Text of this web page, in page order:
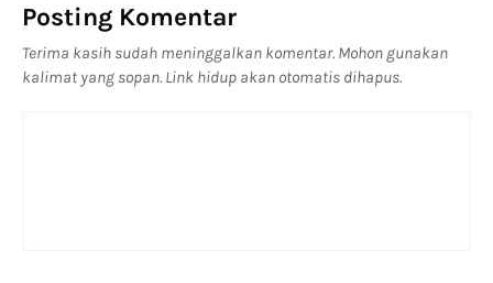
Posting Komentar
Terima kasih sudah meninggalkan komentar. Mohon gunakan
kalimat yang sopan. Link hidup akan otomatis dihapus.